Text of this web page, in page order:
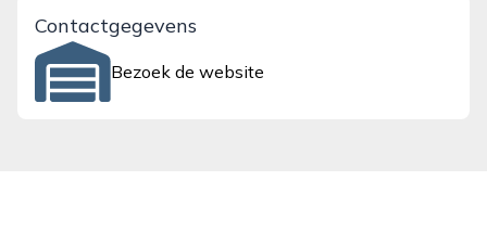
Contactgegevens
Bezoek de website